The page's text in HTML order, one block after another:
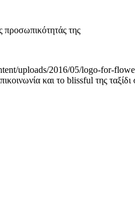
προσωπικότητάς της
uploads/2016/05/logo-for-
και το blissful της